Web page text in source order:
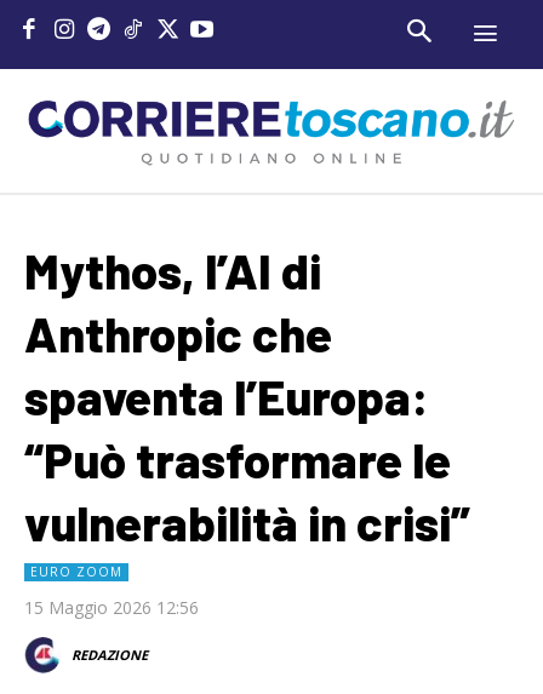
Mythos, l’AI di
Anthropic che
spaventa l’Europa:
“Può trasformare le
vulnerabilità in crisi”
EURO ZOOM
15 Maggio 2026 12:56
REDAZIONE